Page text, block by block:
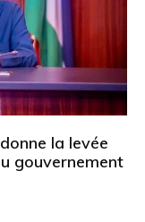
la levée
gouvernement